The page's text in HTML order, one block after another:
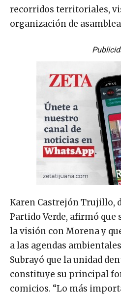
recorridos territoriales,
organización de
Karen Castrejón Trujillo,
Partido Verde, afirmó
la visión con Morena y
a las agendas
Subrayó que la unidad
constituye su principal
comicios. “Lo más